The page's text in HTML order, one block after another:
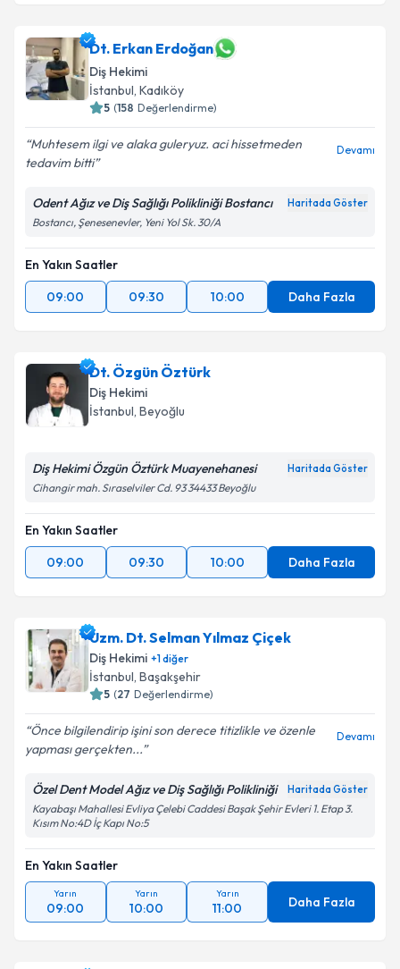
Dt. Erkan Erdoğan
Diş Hekimi
İstanbul, Kadıköy
5 (158 Değerlendirme)
Muhtesem ilgi ve alaka guleryuz. aci hissetmeden
tedavim bitti
Devamı
Odent Ağız ve Diş Sağlığı Polikliniği Bostancı Haritada Göster
Bostancı, Şenesenevler, Yeni Yol Sk. 30/A
En Yakın Saatler
09:00
09:30 10:00 Daha Fazla
Dt. Özgün Öztürk
Diş Hekimi
İstanbul, Beyoğlu
Diş Hekimi Özgün Öztürk Muayenehanesi Haritada Göster
Cihangir mah. Sıraselviler Cd. 93 34433 Beyoğlu
En Yakın Saatler
09:00
09:30 10:00 Daha Fazla
Uzm. Dt. Selman Yılmaz Çiçek
Diş Hekimi +1diğer
İstanbul, Başakşehir
5 (27 Değerlendirme)
Önce bilgilendirip işini son derece titizlikle ve özenle
yapması gerçekten...
Devamı
Özel Dent Model Ağız ve Diş Sağlığı Polikliniği Haritada Göster
Kayabaşı Mahallesi Evliya Çelebi Caddesi Başak Şehir Evleri 1. Etap 3.
Kısım No:4D İç Kapı No:5
En Yakın Saatler
Yarın
09:00
Yarın
10:00
Yarın
11:00 Daha Fazla